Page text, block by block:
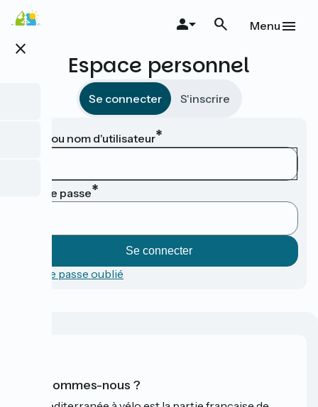
Aller
au
principal
close
Menu
Espace personnel
Se connecter S'inscrire
Email ou nom d'utilisateur
Mot de passe
Mot de passe oublié
Qui sommes-nous ?